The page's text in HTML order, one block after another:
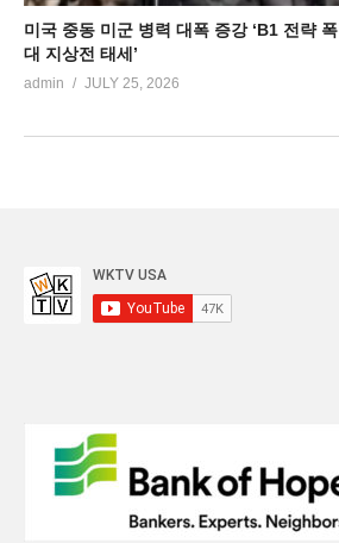
미국 중동 미군 병력 대폭 증강 ‘B1 전략
대 지상전 태세’
admin JULY 25, 2026